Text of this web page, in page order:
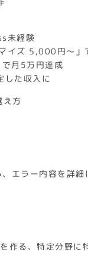
未経験
イズ 5,000円〜」
月5万円達成
した収入に
方
エラー内容を詳細
作る、特定分野に